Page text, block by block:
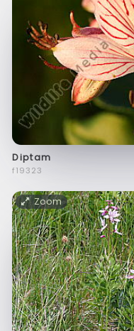
Diptam
f19323
Zoom